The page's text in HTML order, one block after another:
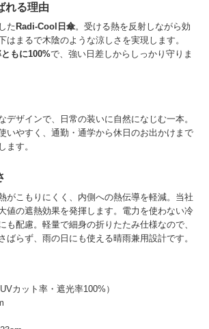
れる理由
た Radi-Cool日傘。受ける熱を反射しながら効
はまるで木陰のような涼しさを実現します。
もに100%で、強い日差しからしっかり守りま
デザインで、日常の装いに自然になじむ一本。
いやすく、通勤・通学から休日のお出かけまで
ます。
がこもりにくく、内側への熱伝導を軽減。当社
値の遮熱効果を発揮します。電力を使わない冷
も配慮。軽量で細身の折りたたみ仕様なので、
ばらず、雨の日にも使える晴雨兼用設計です。
カット率・遮光率100%）